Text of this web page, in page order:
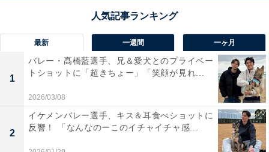
最新 一週間 一ヶ月
1
バレー・髙橋藍選手、兄＆愛犬とのプライベー
トショットに「超きちょー」「笑顔が見れ...
2026/03/08
2
イケメンバレー選手、キス＆耳食べショットに
反響！ 「なんなのーこのイチャイチャ感...